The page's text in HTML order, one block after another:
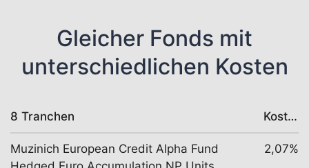
Gleicher Fonds mit
unterschiedlichen Kosten
8 Tranchen Kosten
Muzinich European Credit Alpha Fund
2,07%